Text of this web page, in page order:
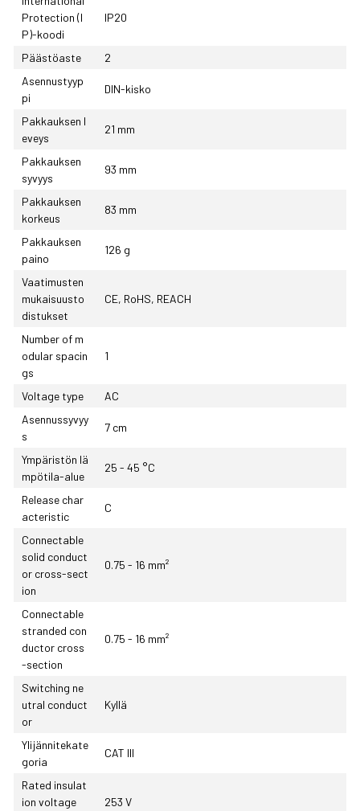
Protection (I
P)-koodi
IP20
Päästöaste
2
Asennustyyp
pi
DIN-kisko
Pakkauksen l
eveys
21 mm
Pakkauksen
syvyys
93 mm
Pakkauksen
korkeus
83 mm
Pakkauksen
paino
126 g
Vaatimusten
mukaisuusto
distukset
CE, RoHS, REACH
Number of m
odular spacin
gs
1
Voltage type
AC
Asennussyvyy
s
7 cm
Ympäristön lä
mpötila-alue
25 - 45 °C
Release char
acteristic
C
Connectable
solid conduct
or cross-sect
ion
0.75 - 16 mm²
Connectable
stranded con
ductor cross
-section
0.75 - 16 mm²
Switching ne
utral conduct
or
Kyllä
Ylijännitekate
goria
CAT III
Rated insulat
ion voltage
253 V